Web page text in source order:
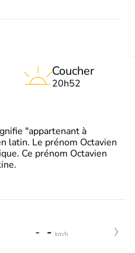
Coucher
20h52
"appartenant à
latin. Le prénom Octavien
Ce prénom Octavien
- - km/h